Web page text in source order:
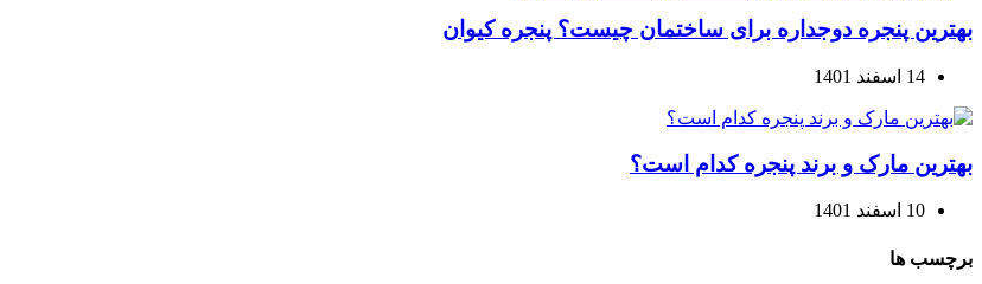
بهترین پنجره دوجداره برای ساختمان چیست؟ پنجره کیوان
14 اسفند 1401
بهترین مارک و برند پنجره کدام است؟
10 اسفند 1401
برچسب ها